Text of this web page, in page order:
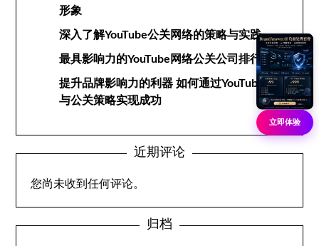
形象
深入了解YouTube公关网络的策略与实践
最具影响力的YouTube网络公关公司排行榜
提升品牌影响力的利器 如何通过YouTube网络
与公关策略实现成功
近期评论
您尚未收到任何评论。
归档
立即体验